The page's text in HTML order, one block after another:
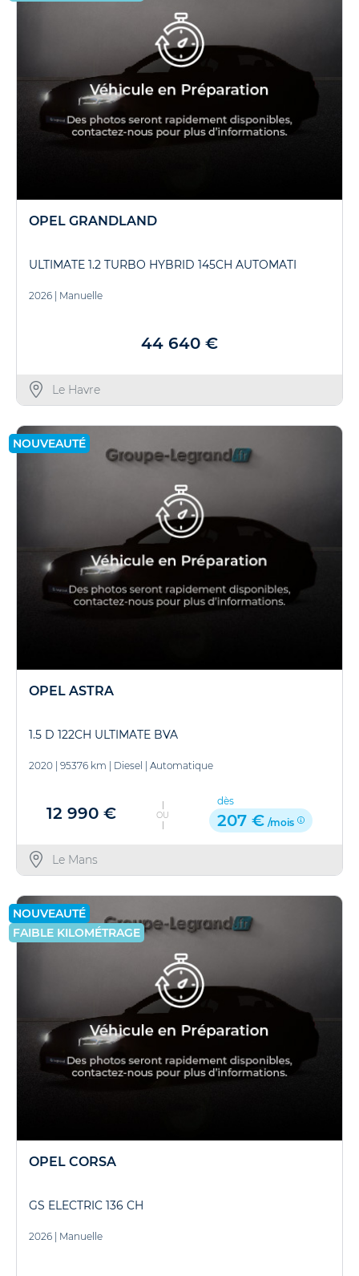
OPEL GRANDLAND
ULTIMATE 1.2 TURBO HYBRID 145CH AUTOMATI
2026 Manuelle
44 640 €
Le Havre
NOUVEAUTÉ
OPEL ASTRA
1.5 D 122CH ULTIMATE BVA
2020 95376 km Diesel Automatique
12 990 € OU
dès
207 € /mois
Le Mans
NOUVEAUTÉ
FAIBLE KILOMÉTRAGE
OPEL CORSA
GS ELECTRIC 136 CH
2026 | Manuelle